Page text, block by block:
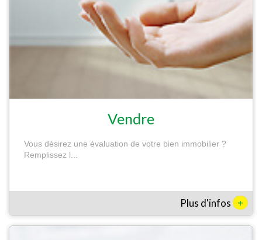
Vendre
Vous désirez une évaluation de votre bien immobilier ?
Remplissez l...
Plus d'infos +